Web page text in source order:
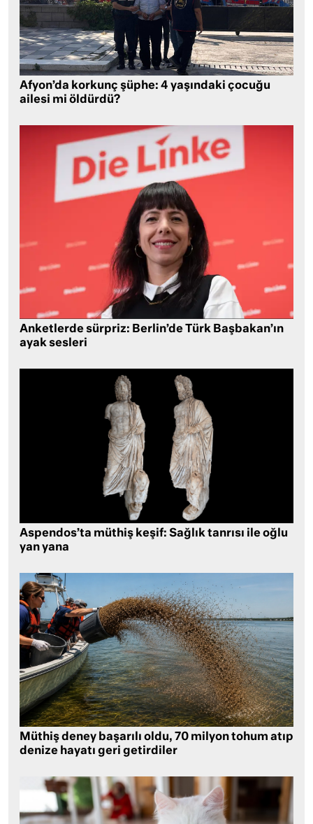
Afyon’da korkunç şüphe: 4 yaşındaki çocuğu
ailesi mi öldürdü?
Anketlerde sürpriz: Berlin’de Türk Başbakan’ın
ayak sesleri
Aspendos’ta müthiş keşif: Sağlık tanrısı ile oğlu
yan yana
Müthiş deney başarılı oldu, 70 milyon tohum atıp
denize hayatı geri getirdiler